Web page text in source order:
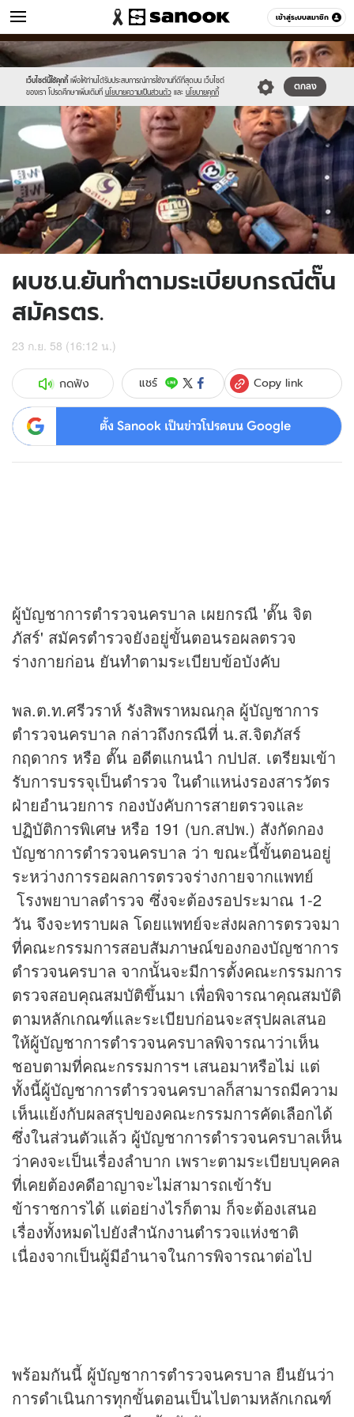
เข้าสู่ระบบสมาชิก
ข่าว หมวดอื่นๆ
เว็บไซต์นี้ใช้คุกกี้ เพื่อให้ท่านได้รับประสบการณ์การใช้งานที่ดีที่สุดบน เว็บไซต์
ของเรา โปรดศึกษาเพิ่มเติมที่ นโยบายความเป็นส่วนตัว และ นโยบายคุกกี้
ตกลง
Sanook
//s.isanook.com/sr/0/images/logo-
new-
sanook.png
600
60
//s.isanook.com/ns/0/ud/374/1870554/647851-
01.jpg
ผบช.น.ยันทำตามระเบียบกรณีตั๊น
สมัครตร.
23 ก.ย. 58 (16:12 น.)
กดฟัง แชร์ Copy link
ตั้ง Sanook เป็นข่าวโปรดบน Google
ผู้บัญชาการตำรวจนครบาล เผยกรณี 'ตั๊น จิต
ภัสร์' สมัครตำรวจยังอยู่ขั้นตอนรอผลตรวจ
ร่างกายก่อน ยันทำตามระเบียบข้อบังคับ
พล.ต.ท.ศรีวราห์ รังสิพราหมณกุล ผู้บัญชาการ
ตำรวจนครบาล กล่าวถึงกรณีที่ น.ส.จิตภัสร์
กฤดากร หรือ ตั๊น อดีตแกนนำ กปปส. เตรียมเข้า
รับการบรรจุเป็นตำรวจ ในตำแหน่งรองสารวัตร
ฝ่ายอำนวยการ กองบังคับการสายตรวจและ
ปฏิบัติการพิเศษ หรือ 191 (บก.สปพ.) สังกัดกอง
บัญชาการตำรวจนครบาล ว่า ขณะนี้ขั้นตอนอยู่
ระหว่างการรอผลการตรวจร่างกายจากแพทย์
โรงพยาบาลตำรวจ ซึ่งจะต้องรอประมาณ 1-2
วัน จึงจะทราบผล โดยแพทย์จะส่งผลการตรวจมา
ที่คณะกรรมการสอบสัมภาษณ์ของกองบัญชาการ
ตำรวจนครบาล จากนั้นจะมีการตั้งคณะกรรมการ
ตรวจสอบคุณสมบัติขึ้นมา เพื่อพิจารณาคุณสมบัติ
ตามหลักเกณฑ์และระเบียบก่อนจะสรุปผลเสนอ
ให้ผู้บัญชาการตำรวจนครบาลพิจารณาว่าเห็น
ชอบตามที่คณะกรรมการฯ เสนอมาหรือไม่ แต่
ทั้งนี้ผู้บัญชาการตำรวจนครบาลก็สามารถมีความ
เห็นแย้งกับผลสรุปของคณะกรรมการคัดเลือกได้
ซึ่งในส่วนตัวแล้ว ผู้บัญชาการตำรวจนครบาลเห็น
ว่าคงจะเป็นเรื่องลำบาก เพราะตามระเบียบบุคคล
ที่เคยต้องคดีอาญาจะไม่สามารถเข้ารับ
ข้าราชการได้ แต่อย่างไรก็ตาม ก็จะต้องเสนอ
เรื่องทั้งหมดไปยังสำนักงานตำรวจแห่งชาติ
เนื่องจากเป็นผู้มีอำนาจในการพิจารณาต่อไป
พร้อมกันนี้ ผู้บัญชาการตำรวจนครบาล ยืนยันว่า
การดำเนินการทุกขั้นตอนเป็นไปตามหลักเกณฑ์